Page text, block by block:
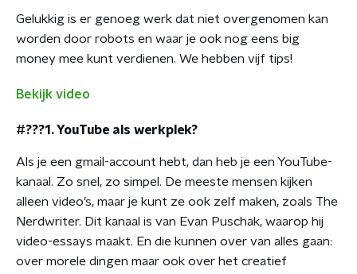
Gelukkig is er genoeg werk dat niet overgenomen kan
worden door robots en waar je ook nog eens big
money mee kunt verdienen. We hebben vijf tips!
Bekijk video
#???1. YouTube als werkplek?
Als je een gmail-account hebt, dan heb je een YouTube-
kanaal. Zo snel, zo simpel. De meeste mensen kijken
alleen video’s, maar je kunt ze ook zelf maken, zoals The
Nerdwriter. Dit kanaal is van Evan Puschak, waarop hij
video-essays maakt. En die kunnen over van alles gaan:
over morele dingen maar ook over het creatief